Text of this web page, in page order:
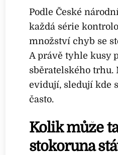
Podle České
každá série
množství chyb se
A právě tyhle kusy
sběratelského
evidují, sledují kde
často.
Kolik může
stokoruna